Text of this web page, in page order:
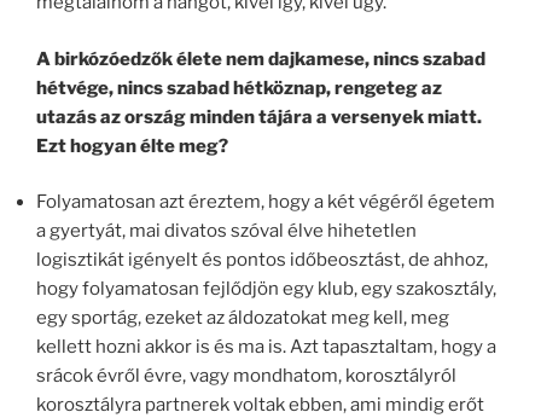
A birkózóedzők élete nem dajkamese, nincs szabad
hétvége, nincs szabad hétköznap, rengeteg az
utazás az ország minden tájára a versenyek miatt.
Ezt hogyan élte meg?
Folyamatosan azt éreztem, hogy a két végéről égetem
a gyertyát, mai divatos szóval élve hihetetlen
logisztikát igényelt és pontos időbeosztást, de ahhoz,
hogy folyamatosan fejlődjön egy klub, egy szakosztály,
egy sportág, ezeket az áldozatokat meg kell, meg
kellett hozni akkor is és ma is. Azt tapasztaltam, hogy a
srácok évről évre, vagy mondhatom, korosztályról
korosztályra partnerek voltak ebben, ami mindig erőt